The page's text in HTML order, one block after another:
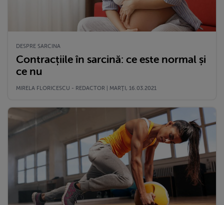
DESPRE SARCINA
Contracțiile în sarcină: ce este normal și
ce nu
MIRELA FLORICESCU - REDACTOR | MARŢI, 16.03.2021